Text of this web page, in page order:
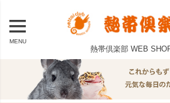
MENU
熱帯倶楽部 WEB